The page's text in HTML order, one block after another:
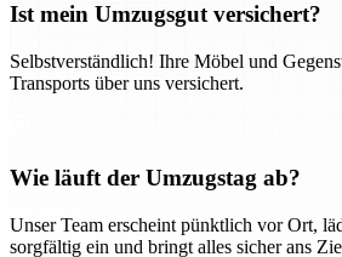
Ist mein Umzugsgut versichert?
Selbstverständlich! Ihre Möbel und
Transports über uns versichert.
Wie läuft der Umzugstag ab?
Unser Team erscheint pünktlich vor Ort,
sorgfältig ein und bringt alles sicher ans